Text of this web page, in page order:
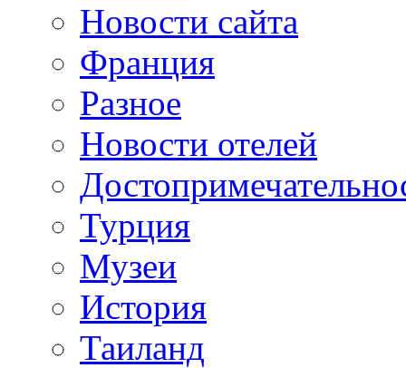
Новости сайта
Франция
Разное
Новости отелей
Турция
Музеи
История
Таиланд